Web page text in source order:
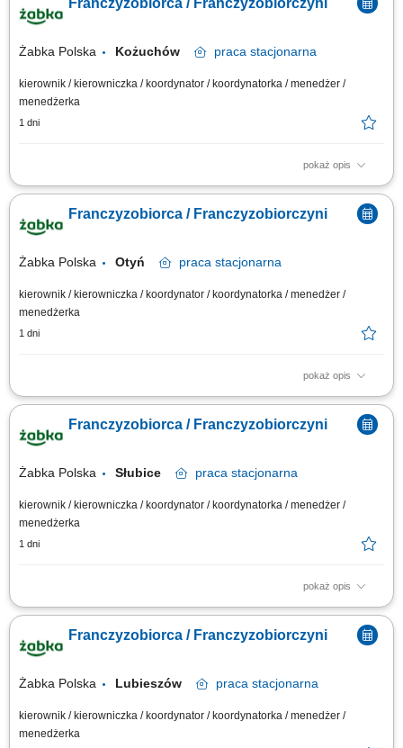
Monitorowanie stanów magazynowych i zamówień. Dostosowywanie
asortymentu sklepu do potrzeb lokalnego rynku. Współpraca z centralą w
Franczyzobiorca / Franczyzobiorczyni
Żabka Polska Kożuchów praca stacjonarna
kierownik / kierowniczka / koordynator / koordynatorka / menedżer /
menedżerka
1 dni
pokaż opis
Główne zadania: Prowadzenie własnej działalności gospodarczej w
oparciu o sprawdzony model biznesowy. Dbanie o wysoką jakość obsługi.
Monitorowanie stanów magazynowych i zamówień. Dostosowywanie
asortymentu sklepu do potrzeb lokalnego rynku. Współpraca z centralą w
Franczyzobiorca / Franczyzobiorczyni
Żabka Polska Otyń praca stacjonarna
kierownik / kierowniczka / koordynator / koordynatorka / menedżer /
menedżerka
1 dni
pokaż opis
Główne zadania: Prowadzenie własnej działalności gospodarczej w
oparciu o sprawdzony model biznesowy. Dbanie o wysoką jakość obsługi.
Monitorowanie stanów magazynowych i zamówień. Dostosowywanie
asortymentu sklepu do potrzeb lokalnego rynku. Współpraca z centralą w
Franczyzobiorca / Franczyzobiorczyni
Żabka Polska Słubice praca stacjonarna
kierownik / kierowniczka / koordynator / koordynatorka / menedżer /
menedżerka
1 dni
pokaż opis
Główne zadania: Prowadzenie własnej działalności gospodarczej w
oparciu o sprawdzony model biznesowy. Dbanie o wysoką jakość obsługi.
Monitorowanie stanów magazynowych i zamówień. Dostosowywanie
asortymentu sklepu do potrzeb lokalnego rynku. Współpraca z centralą w
Franczyzobiorca / Franczyzobiorczyni
Żabka Polska Lubieszów praca stacjonarna
kierownik / kierowniczka / koordynator / koordynatorka / menedżer /
menedżerka